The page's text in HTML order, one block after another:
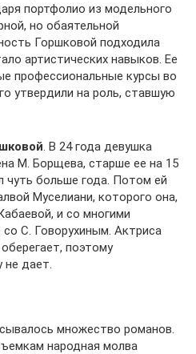
портфолио из модельного
но обаятельной
Горшковой подходила
артистических навыков. Ее
профессиональные курсы во
утвердили на роль, ставшую
. В 24 года девушка
М. Борщева, старше ее на 15
чуть больше года. Потом ей
Муселиани, которого она,
и со многими
С. Говорухиным. Актриса
поэтому
не дает.
множество романов.
народная молва